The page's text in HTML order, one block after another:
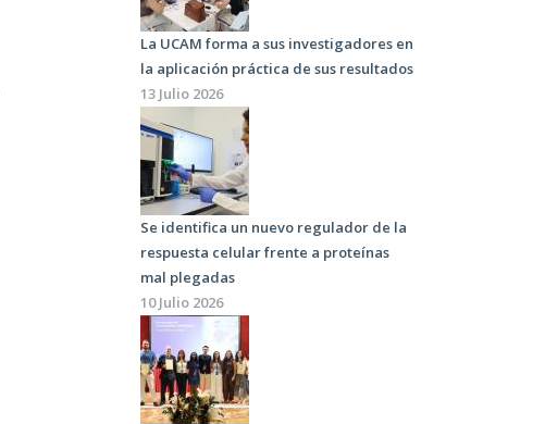
La UCAM forma a sus investigadores en
la aplicación práctica de sus resultados
13 Julio 2026
Se identifica un nuevo regulador de la
respuesta celular frente a proteínas
mal plegadas
10 Julio 2026